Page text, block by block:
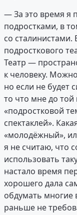
— За это время я
подростками, в
со
подросткового
Театр —
к человеку.
но если не будет
то что мне до той
«подростковой
спектаклей».
«молодёжный»,
я не считаю, что
использовать
настало время
хорошего дала
обдумать многие
раньше не